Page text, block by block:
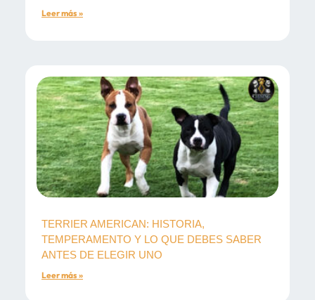
Leer más »
TERRIER AMERICAN: HISTORIA,
TEMPERAMENTO Y LO QUE DEBES SABER
ANTES DE ELEGIR UNO
Leer más »